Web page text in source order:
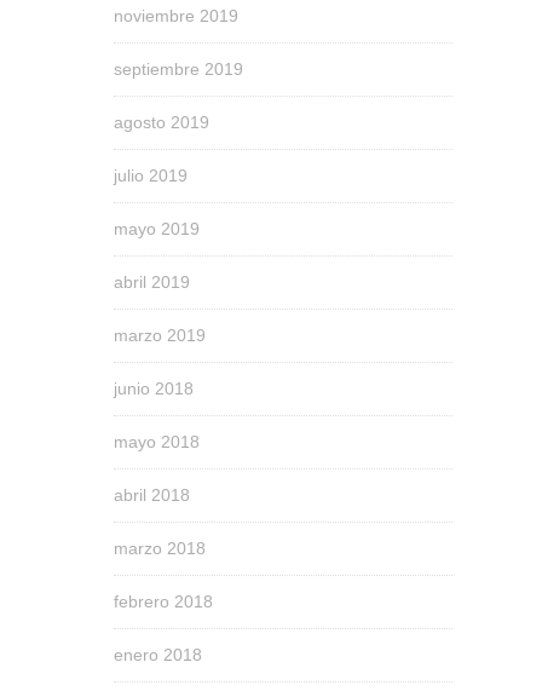
noviembre 2019
septiembre 2019
agosto 2019
julio 2019
mayo 2019
abril 2019
marzo 2019
junio 2018
mayo 2018
abril 2018
marzo 2018
febrero 2018
enero 2018